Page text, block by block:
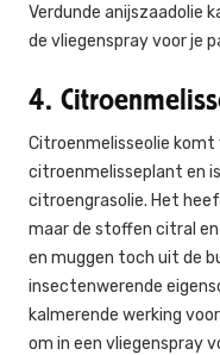
Verdunde anijszaadolie
de vliegenspray voor je
4.
Citroenmelisseolie komt
citroenmelisseplant en
citroengrasolie. Het
maar de stoffen citral
en muggen toch uit de
insectenwerende
kalmerende werking
om in een vliegenspray